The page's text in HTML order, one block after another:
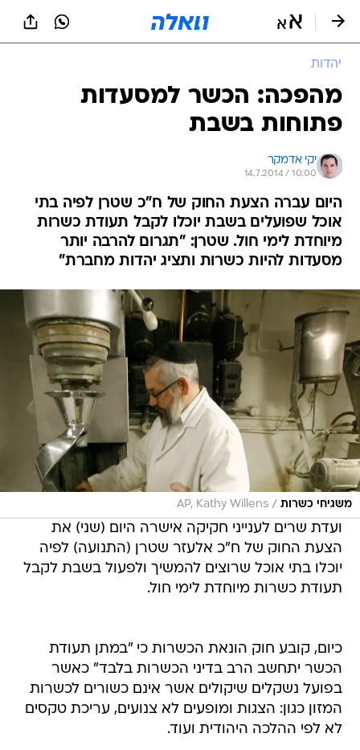
יהדות
מהפכה: הכשר למסעדות
פתוחות בשבת
יקי אדמקר
14.7.2014 / 10:00
היום עברה הצעת החוק של ח"כ שטרן לפיה בתי
אוכל שפועלים בשבת יוכלו לקבל תעודת כשרות
מיוחדת לימי חול. שטרן: "תגרום להרבה יותר
מסעדות להיות כשרות ותציג יהדות מחברת"
משגיחי כשרות /
AP, Kathy Willens
ועדת שרים לענייני חקיקה אישרה היום (שני) את
הצעת החוק של ח"כ אלעזר שטרן (התנועה) לפיה
יוכלו בתי אוכל שרוצים להמשיך ולפעול בשבת לקבל
תעודת כשרות מיוחדת לימי חול.
כיום, קובע חוק הונאת הכשרות כי "במתן תעודת
הכשר יתחשב הרב בדיני הכשרות בלבד" כאשר
בפועל נשקלים שיקולים אשר אינם כשורים לכשרות
המזון כגון: הצגות ומופעים לא צנועים, עריכת טקסים
לא לפי ההלכה היהודית ועוד.